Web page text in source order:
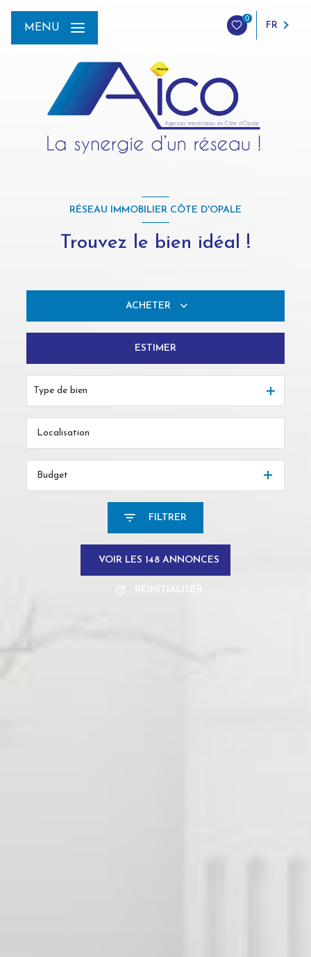
0
FR
MENU
RÉSEAU IMMOBILIER CÔTE D'OPALE
Trouvez le bien idéal !
ACHETER
ESTIMER
Type de bien
Budget
FILTRER
VOIR LES 148 ANNONCES
RÉINITIALISER